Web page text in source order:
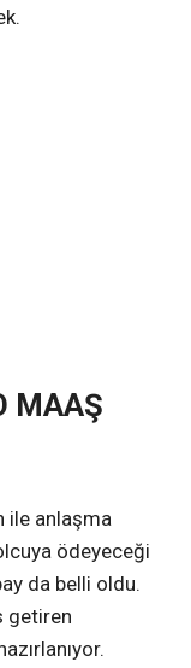
MAAŞ
ile anlaşma
ödeyeceği
da belli oldu.
getiren